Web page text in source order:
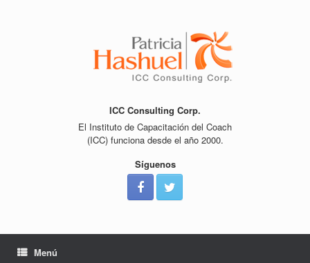
ICC Consulting Corp.
El Instituto de Capacitación del Coach
(ICC) funciona desde el año 2000.
Síguenos
Menú